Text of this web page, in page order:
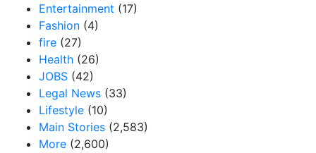
Entertainment (17)
Fashion (4)
fire (27)
Health (26)
JOBS (42)
Legal News (33)
Lifestyle (10)
Main Stories (2,583)
More (2,600)